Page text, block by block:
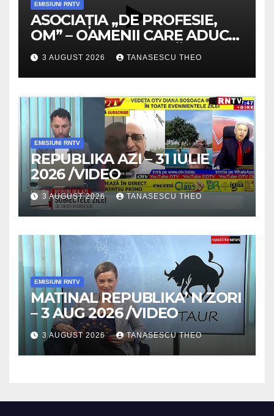
EMISIUNI RNTV
ASOCIAȚIA „DE PROFESIE,
OM” – OAMENII CARE ADUC
VALOARE COMUNITĂȚII /
SECRETELE SUCCESULUI
/VIDEO
3 AUGUST 2026 TANASESCU THEO
EMISIUNI RNTV
REPUBLIKA AZI – 31 IULIE
2026 /VIDEO
3 AUGUST 2026 TANASESCU THEO
EMISIUNI RNTV
MATINAL REPUBLIKA’ N ZORI
– 3 AUG 2026 /VIDEO
3 AUGUST 2026 TANASESCU THEO